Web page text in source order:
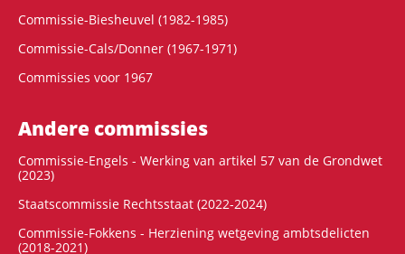
Commissie-Biesheuvel (1982-1985)
Commissie-Cals/Donner (1967-1971)
Commissies voor 1967
Andere commissies
Commissie-Engels - Werking van artikel 57 van de Grondwet
(2023)
Staatscommissie Rechtsstaat (2022-2024)
Commissie-Fokkens - Herziening wetgeving ambtsdelicten
(2018-2021)